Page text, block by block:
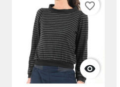

favorite_border